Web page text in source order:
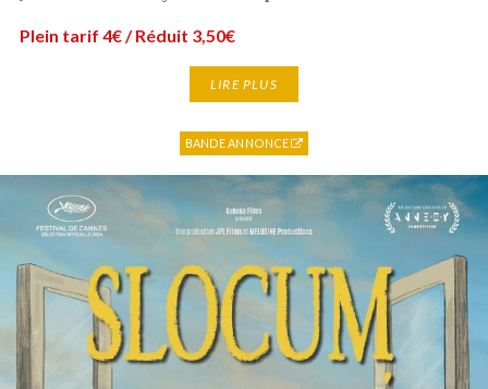
Plein tarif 4€ / Réduit 3,50€
LIRE PLUS
BANDE ANNONCE